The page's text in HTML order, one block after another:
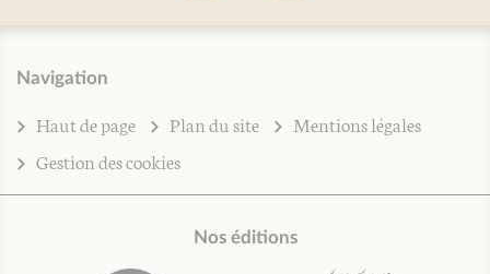
Navigation
Haut de page Plan du site
Mentions légales
Gestion des cookies
Nos éditions